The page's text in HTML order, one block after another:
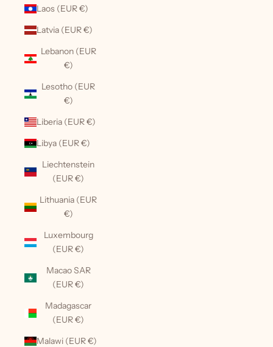
Laos (EUR €)
Latvia (EUR €)
Lebanon (EUR
€)
Lesotho (EUR
€)
Liberia (EUR €)
Libya (EUR €)
Liechtenstein
(EUR €)
Lithuania (EUR
€)
Luxembourg
(EUR €)
Macao SAR
(EUR €)
Madagascar
(EUR €)
Malawi (EUR €)